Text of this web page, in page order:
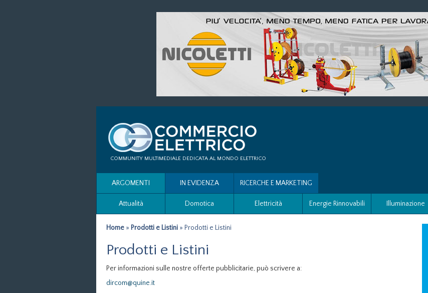
COMMUNITY MULTIMEDIALE DEDICATA AL MONDO ELETTRICO
ARGOMENTI
Attualità Domotica Elettricità Energie Rinnovabili Illuminazione
IN EVIDENZA RICERCHE E MARKETING
Home » Prodotti e Listini » Prodotti e Listini
Prodotti e Listini
Per informazioni sulle nostre offerte pubblicitarie, può scrivere a:
dircom@quine.it